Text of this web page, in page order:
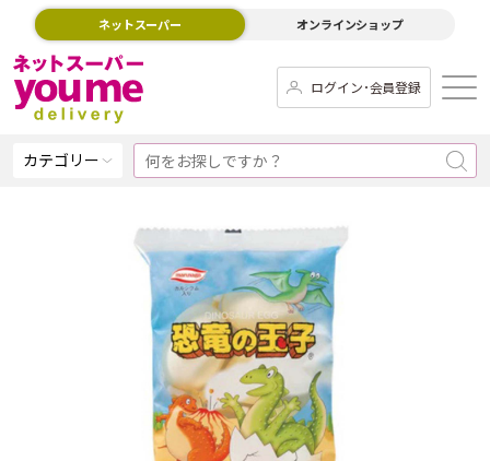
ネットスーパー オンラインショップ
ログイン･会員登録
カテゴリー